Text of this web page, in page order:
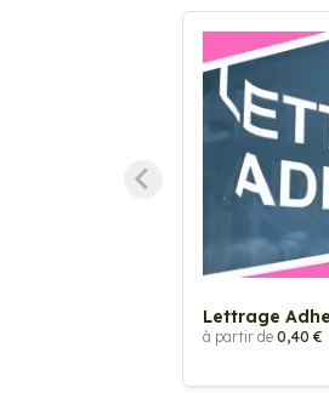
Lettrage
à partir de 0,40 €